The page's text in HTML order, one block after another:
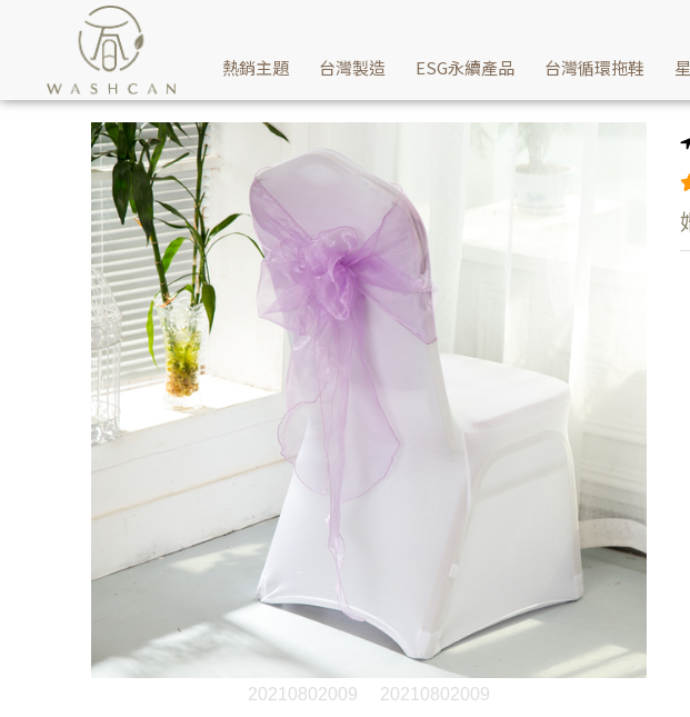
婚禮派對用浪漫雪紡紗飄逸帶-跳耀紫，讓你的喜宴再增添點浪漫的氣息 | Washcan瓦士肯
熱銷主題 台灣製造 ESG永續產品 台灣循環拖鞋
20210802009 20210802009